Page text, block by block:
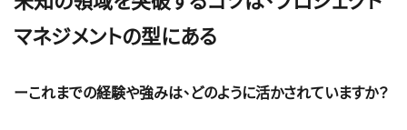
マネジメントの型にある
ーこれまでの経験や強みは、どのように活かされていますか？